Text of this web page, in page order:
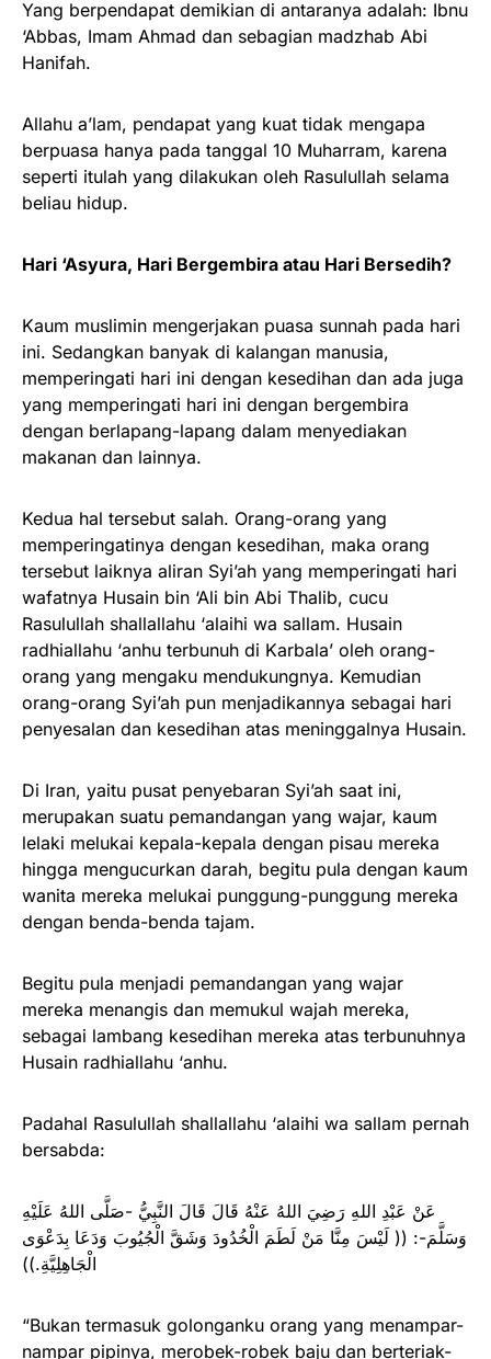
Yang berpendapat demikian di antaranya adalah: Ibnu
‘Abbas, Imam Ahmad dan sebagian madzhab Abi
Hanifah.
Allahu a’lam, pendapat yang kuat tidak mengapa
berpuasa hanya pada tanggal 10 Muharram, karena
seperti itulah yang dilakukan oleh Rasulullah selama
beliau hidup.
Hari ‘Asyura, Hari Bergembira atau Hari Bersedih?
Kaum muslimin mengerjakan puasa sunnah pada hari
ini. Sedangkan banyak di kalangan manusia,
memperingati hari ini dengan kesedihan dan ada juga
yang memperingati hari ini dengan bergembira
dengan berlapang-lapang dalam menyediakan
makanan dan lainnya.
Kedua hal tersebut salah. Orang-orang yang
memperingatinya dengan kesedihan, maka orang
tersebut laiknya aliran Syi’ah yang memperingati hari
wafatnya Husain bin ‘Ali bin Abi Thalib, cucu
Rasulullah shallallahu ‘alaihi wa sallam. Husain
radhiallahu ‘anhu terbunuh di Karbala’ oleh orang-
orang yang mengaku mendukungnya. Kemudian
orang-orang Syi’ah pun menjadikannya sebagai hari
penyesalan dan kesedihan atas meninggalnya Husain.
Di Iran, yaitu pusat penyebaran Syi’ah saat ini,
merupakan suatu pemandangan yang wajar, kaum
lelaki melukai kepala-kepala dengan pisau mereka
hingga mengucurkan darah, begitu pula dengan kaum
wanita mereka melukai punggung-punggung mereka
dengan benda-benda tajam.
Begitu pula menjadi pemandangan yang wajar
mereka menangis dan memukul wajah mereka,
sebagai lambang kesedihan mereka atas terbunuhnya
Husain radhiallahu ‘anhu.
Padahal Rasulullah shallallahu ‘alaihi wa sallam pernah
bersabda:
عَنْ عَبْدِ اللهِ رَضِيَ اللهُ عَنْهُ قَالَ قَالَ النَّبِيُّ -صَلَّى اللهُ عَلَيْهِ
وَسَلَّمَ-: (( لَيْسَ مِنَّا مَنْ لَطَمَ الْخُدُودَ وَشَقَّ الْجُيُوبَ وَدَعَا بِدَعْوَى
الْجَاهِلِيَّةِ.))
“Bukan termasuk golonganku orang yang menampar-
nampar pipinya, merobek-robek baju dan berteriak-